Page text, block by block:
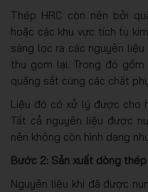
Thép HRC còn nên bởi
hoặc các khu vực tích tụ
sàng lọc ra các nguyên
thu gom lại. Trong đó gồm
quặng sắt cùng các chất
Liệu đó có xử lý được cho
Tất cả nguyên liệu được
nên không còn hình dạng
Bước 2: Sản xuất dòng
Nguyên liệu khi đã được